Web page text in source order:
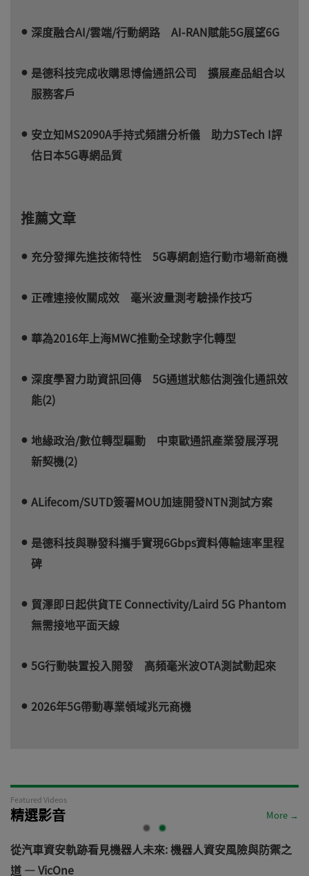
深度融合AI/雲端/行動網路 AI-RAN賦能5G展望6G
是德科技完成收購思博倫通訊公司 擴展產品組合以
服務客戶
安立知MS2090A手持式頻譜分析儀 助力STech I評
估日本5G專網品質
推薦文章
充分發揮先進技術特性 5G專網創造行動市場新商機
正確連接攸關成效 毫米波量測考驗操作技巧
華為2016年上海MWC推動全球數字化轉型
深度學習力助資訊回傳 5G通道狀態估測強化通訊效
能(2)
地緣政治/數位轉型驅動 中東歐通訊產業發展浮現
新契機(2)
ALifecom/SUTD簽署MOU加速開發NTN測試方案
是德科技與聯發科攜手實現6Gbps資料傳輸速率里程
碑
貿澤即日起供貨TE Connectivity/Laird 5G Phantom
無需接地平面天線
5G行動裝置投入開發 高頻毫米波OTA測試動起來
2026年5G帶動專業領域兆元商機
Featured Videos
精選影音 More →
從汽車資安軌跡看見機器人未來: 機器人資安風險與防禦之
道 — VicOne